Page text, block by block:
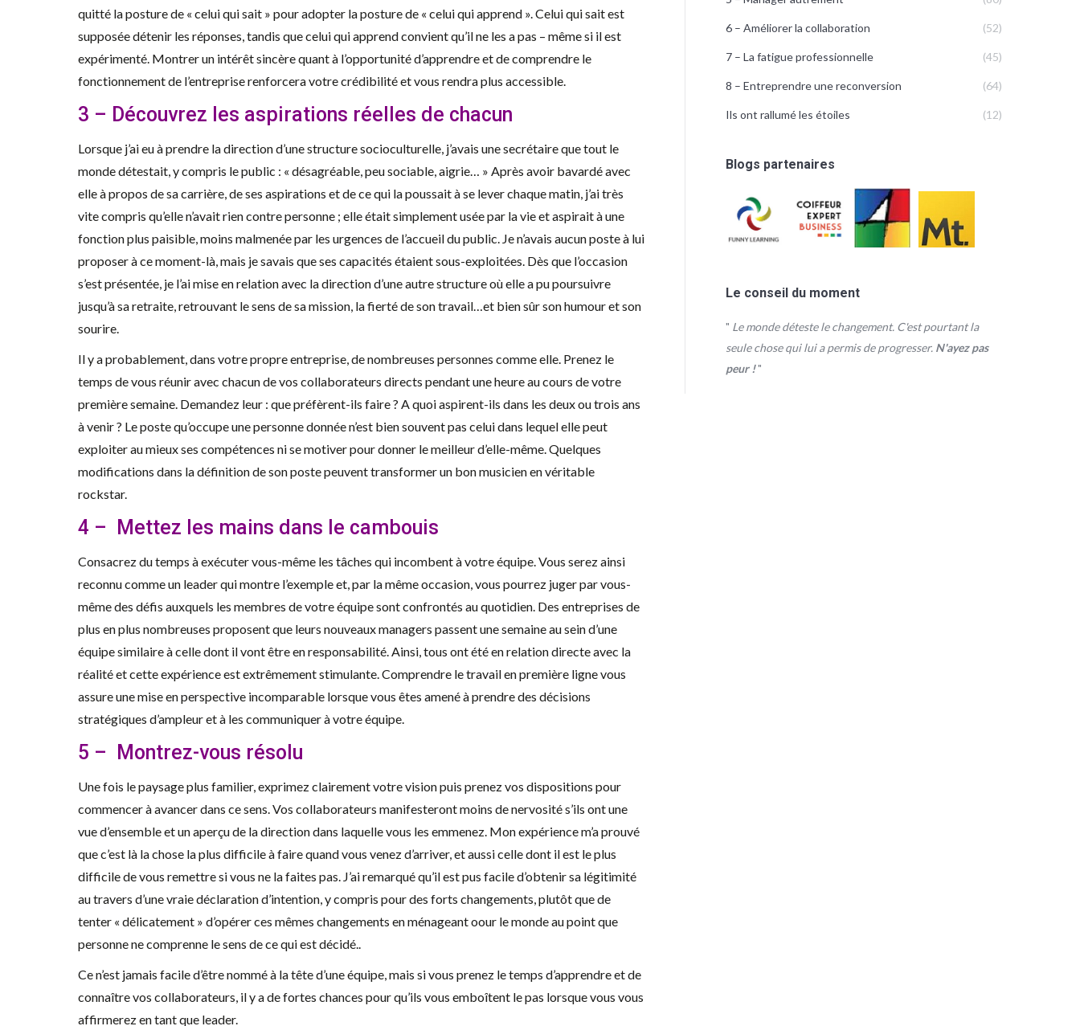
quitté la posture de « celui qui sait » pour adopter la posture de « celui qui apprend ». Celui qui sait est
supposée détenir les réponses, tandis que celui qui apprend convient qu’il ne les a pas – même si il est
expérimenté. Montrer un intérêt sincère quant à l’opportunité d’apprendre et de comprendre le
fonctionnement de l’entreprise renforcera votre crédibilité et vous rendra plus accessible.
3 – Découvrez les aspirations réelles de chacun
Lorsque j’ai eu à prendre la direction d’une structure socioculturelle, j’avais une secrétaire que tout le
monde détestait, y compris le public : « désagréable, peu sociable, aigrie… » Après avoir bavardé avec
elle à propos de sa carrière, de ses aspirations et de ce qui la poussait à se lever chaque matin, j’ai très
vite compris qu’elle n’avait rien contre personne ; elle était simplement usée par la vie et aspirait à une
fonction plus paisible, moins malmenée par les urgences de l’accueil du public. Je n’avais aucun poste à lui
proposer à ce moment-là, mais je savais que ses capacités étaient sous-exploitées. Dès que l’occasion
s’est présentée, je l’ai mise en relation avec la direction d’une autre structure où elle a pu poursuivre
jusqu’à sa retraite, retrouvant le sens de sa mission, la fierté de son travail…et bien sûr son humour et son
sourire.
Il y a probablement, dans votre propre entreprise, de nombreuses personnes comme elle. Prenez le
temps de vous réunir avec chacun de vos collaborateurs directs pendant une heure au cours de votre
première semaine. Demandez leur : que préfèrent-ils faire ? A quoi aspirent-ils dans les deux ou trois ans
à venir ? Le poste qu’occupe une personne donnée n’est bien souvent pas celui dans lequel elle peut
exploiter au mieux ses compétences ni se motiver pour donner le meilleur d’elle-même. Quelques
modifications dans la définition de son poste peuvent transformer un bon musicien en véritable
rockstar.
4 – Mettez les mains dans le cambouis
Consacrez du temps à exécuter vous-même les tâches qui incombent à votre équipe. Vous serez ainsi
reconnu comme un leader qui montre l’exemple et, par la même occasion, vous pourrez juger par vous-
même des défis auxquels les membres de votre équipe sont confrontés au quotidien. Des entreprises de
plus en plus nombreuses proposent que leurs nouveaux managers passent une semaine au sein d’une
équipe similaire à celle dont il vont être en responsabilité. Ainsi, tous ont été en relation directe avec la
réalité et cette expérience est extrêmement stimulante. Comprendre le travail en première ligne vous
assure une mise en perspective incomparable lorsque vous êtes amené à prendre des décisions
stratégiques d’ampleur et à les communiquer à votre équipe.
5 – Montrez-vous résolu
Une fois le paysage plus familier, exprimez clairement votre vision puis prenez vos dispositions pour
commencer à avancer dans ce sens. Vos collaborateurs manifesteront moins de nervosité s’ils ont une
vue d’ensemble et un aperçu de la direction dans laquelle vous les emmenez. Mon expérience m’a prouvé
que c’est là la chose la plus difficile à faire quand vous venez d’arriver, et aussi celle dont il est le plus
difficile de vous remettre si vous ne la faites pas. J’ai remarqué qu’il est pus facile d’obtenir sa légitimité
au travers d’une vraie déclaration d’intention, y compris pour des forts changements, plutôt que de
tenter « délicatement » d’opérer ces mêmes changements en ménageant oour le monde au point que
personne ne comprenne le sens de ce qui est décidé..
Ce n’est jamais facile d’être nommé à la tête d’une équipe, mais si vous prenez le temps d’apprendre et de
connaître vos collaborateurs, il y a de fortes chances pour qu’ils vous emboîtent le pas lorsque vous vous
affirmerez en tant que leader.
6 – Améliorer la collaboration (52)
7 – La fatigue professionnelle (45)
8 – Entreprendre une reconversion (64)
Ils ont rallumé les étoiles (12)
Blogs partenaires
Le conseil du moment
" Le monde déteste le changement. C'est pourtant la
seule chose qui lui a permis de progresser. N'ayez pas
peur !"